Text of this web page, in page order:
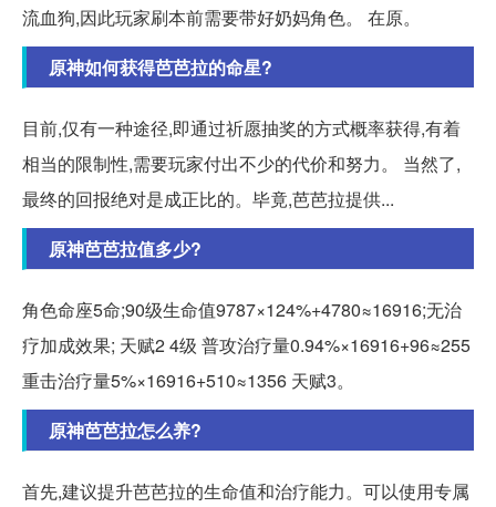
流血狗,因此玩家刷本前需要带好奶妈角色。 在原。
原神如何获得芭芭拉的命星?
目前,仅有一种途径,即通过祈愿抽奖的方式概率获得,有着
相当的限制性,需要玩家付出不少的代价和努力。 当然了,
最终的回报绝对是成正比的。毕竟,芭芭拉提供...
原神芭芭拉值多少?
角色命座5命;90级生命值9787×124%+4780≈16916;无治
疗加成效果; 天赋2 4级 普攻治疗量0.94%×16916+96≈255
重击治疗量5%×16916+510≈1356 天赋3。
原神芭芭拉怎么养?
首先,建议提升芭芭拉的生命值和治疗能力。可以使用专属